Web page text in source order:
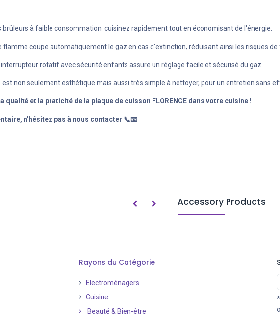
brûleurs à faible consommation, cuisinez rapidement tout en économisant de l'énergie.
flamme coupe automatiquement le gaz en cas d'extinction, réduisant ainsi les risques de
interrupteur rotatif avec sécurité enfants assure un réglage facile et sécurisé du gaz.
est non seulement esthétique mais aussi très simple à nettoyer, pour un entretien sans
et la praticité de la plaque de cuisson FLORENCE dans votre cuisine !
n'hésitez pas à nous contacter 📞📧
Accessory Products
Rayons du Catégorie
Electroménagers
Cuisine
Beauté & Bien-être